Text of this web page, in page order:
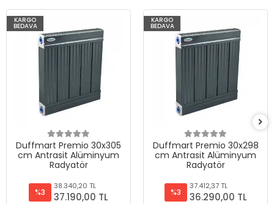
KARGO
BEDAVA
Duffmart Premio 30x305
cm Antrasit Alüminyum
Radyatör
%3
38.340,20 TL
37.190,00 TL
KARGO
BEDAVA
Duffmart Premio 30x298
cm Antrasit Alüminyum
Radyatör
%3
37.412,37 TL
36.290,00 TL